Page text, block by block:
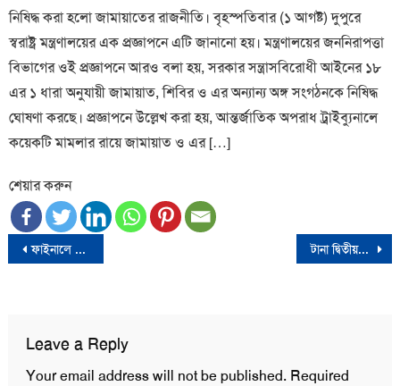
নিষিদ্ধ করা হলো জামায়াতের রাজনীতি। বৃহস্পতিবার (১ আগষ্ট) দুপুরে
স্বরাষ্ট্র মন্ত্রণালয়ের এক প্রজ্ঞাপনে এটি জানানো হয়। মন্ত্রণালয়ের জননিরাপত্তা
বিভাগের ওই প্রজ্ঞাপনে আরও বলা হয়, সরকার সন্ত্রাসবিরোধী আইনের ১৮
এর ১ ধারা অনুযায়ী জামায়াত, শিবির ও এর অন্যান্য অঙ্গ সংগঠনকে নিষিদ্ধ
ঘোষণা করছে। প্রজ্ঞাপনে উল্লেখ করা হয়, আন্তর্জাতিক অপরাধ ট্রাইব্যুনালে
কয়েকটি মামলার রায়ে জামায়াত ও এর […]
শেয়ার করুন
Post
ফাইনালে টস জিতে ফিল্ডিংয়ে বরিশাল, ব্যাটিংয়ে চিটাগং টানা দ্বিতীয়বারের মতো শিরোপা ঘরে তুললো বরিশাল
Leave a Reply
Your email address will not be published. Required